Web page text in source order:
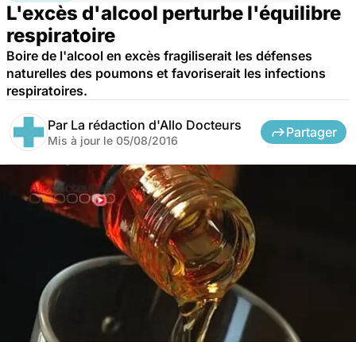
L'excès d'alcool perturbe l'équilibre
respiratoire
Boire de l'alcool en excès fragiliserait les défenses
naturelles des poumons et favoriserait les infections
respiratoires.
Par La rédaction d'Allo Docteurs
Mis à jour le 05/08/2016
Partager